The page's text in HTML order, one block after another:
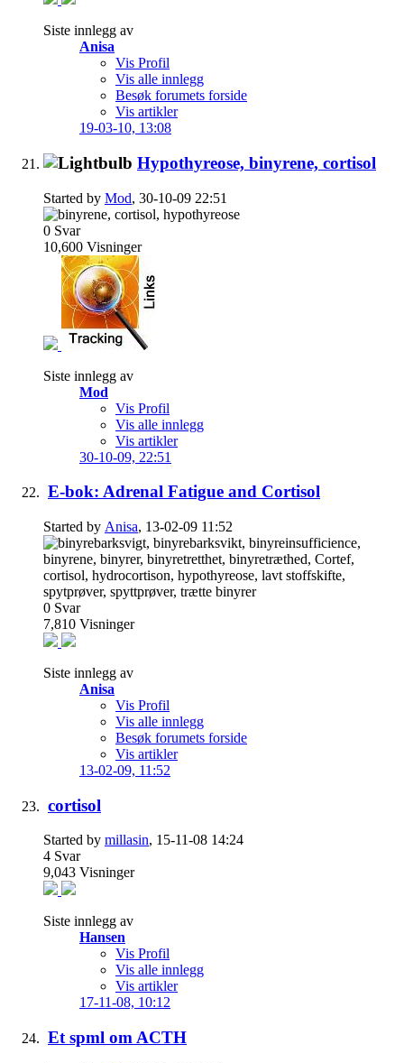
Siste innlegg av
Anisa
Vis Profil
Vis alle innlegg
Besøk forumets forside
Vis artikler
19-03-10, 13:08
Hypothyreose, binyrene, cortisol
Started by Mod, 30-10-09 22:51
0 Svar
10,600 Visninger
Siste innlegg av
Mod
Vis Profil
Vis alle innlegg
Vis artikler
30-10-09, 22:51
E-bok: Adrenal Fatigue and Cortisol
Started by Anisa, 13-02-09 11:52
0 Svar
7,810 Visninger
Siste innlegg av
Anisa
Vis Profil
Vis alle innlegg
Besøk forumets forside
Vis artikler
13-02-09, 11:52
cortisol
Started by millasin, 15-11-08 14:24
4 Svar
9,043 Visninger
Siste innlegg av
Hansen
Vis Profil
Vis alle innlegg
Vis artikler
17-11-08, 10:12
Et spml om ACTH